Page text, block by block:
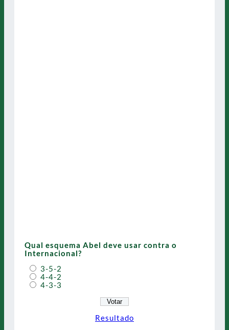
Qual esquema Abel deve usar contra o
Internacional?
3-5-2
4-4-2
4-3-3
Resultado